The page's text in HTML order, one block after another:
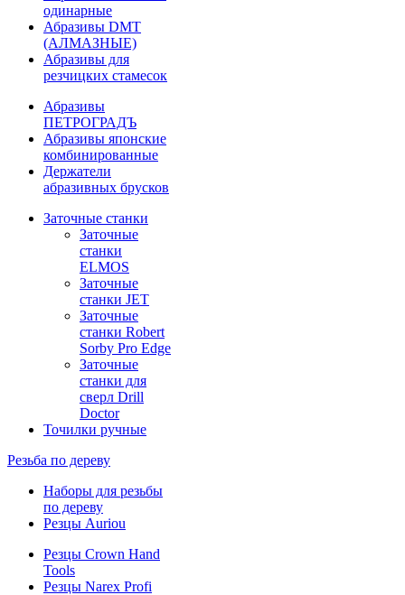
одинарные
Абразивы DMT
(АЛМАЗНЫЕ)
Абразивы для
резчицких стамесок
Абразивы
ПЕТРОГРАДЪ
Абразивы японские
комбинированные
Держатели
абразивных брусков
Заточные станки
Заточные
станки
ELMOS
Заточные
станки JET
Заточные
станки Robert
Sorby Pro Edge
Заточные
станки для
сверл Drill
Doctor
Точилки ручные
Резьба по дереву
Наборы для резьбы
по дереву
Резцы Auriou
Резцы Crown Hand
Tools
Резцы Narex Profi